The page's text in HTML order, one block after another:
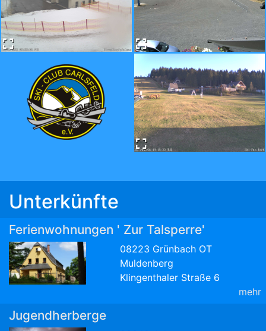
Unterkünfte
Ferienwohnungen ' Zur Talsperre'
08223 Grünbach OT
Muldenberg
Klingenthaler Straße 6
mehr
Jugendherberge